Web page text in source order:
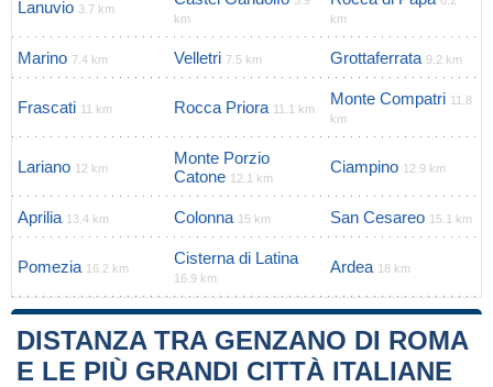
Lanuvio 3.7 km
km
km
Marino 7.4 km Velletri 7.5 km Grottaferrata 9.2 km
Frascati 11 km Rocca Priora 11.1 km
Monte Compatri 11.8
km
Lariano 12 km
Monte Porzio
Catone 12.1 km
Ciampino 12.9 km
Aprilia 13.4 km Colonna 15 km San Cesareo 15.1 km
Pomezia 16.2 km
Cisterna di Latina
16.9 km
Ardea 18 km
DISTANZA TRA GENZANO DI ROMA
E LE PIÙ GRANDI CITTÀ ITALIANE